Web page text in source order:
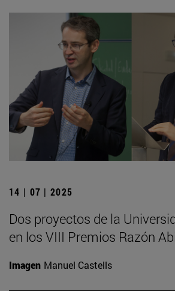
14 | 07 | 2025
Dos proyectos de la
en los VIII Premios Razón
Imagen Manuel Castells